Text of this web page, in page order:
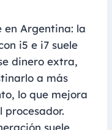
en Argentina: la
i5 e i7 suele
dinero extra,
a más
lo que mejora